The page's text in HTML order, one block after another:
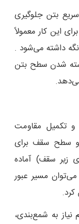
بتن جلوگیری
این کار معمولاً
نگه داشته می‌شود .
شدن سطح بتن
تکمیل مقاومت
و سطح سقف برای
زیر سقف) آماده
مسیر عبور
به شمع‌بندی،